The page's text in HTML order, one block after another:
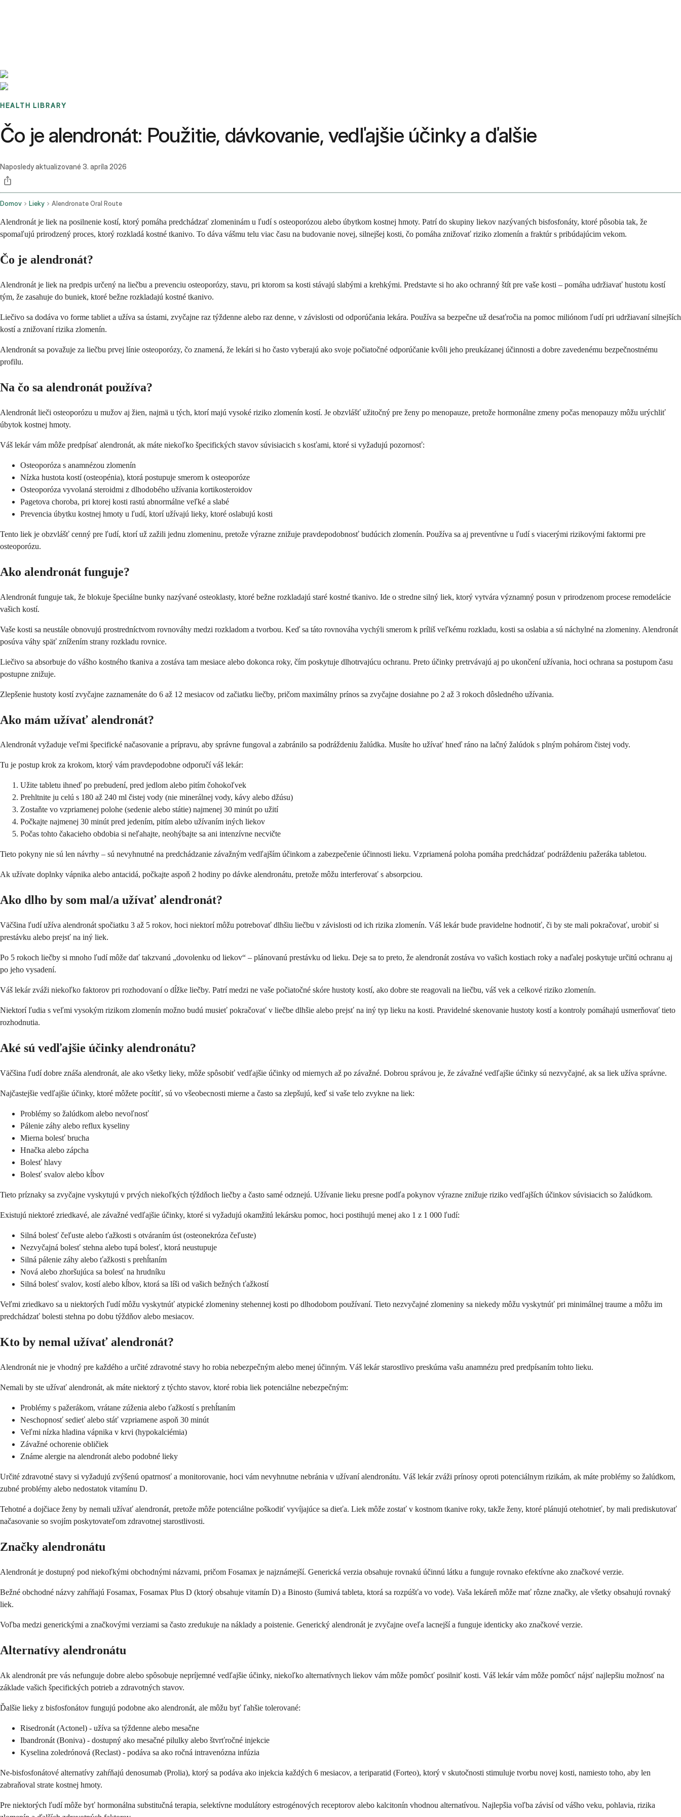
HEALTH LIBRARY
Čo je alendronát: Použitie, dávkovanie, vedľajšie účinky a ďalšie
Naposledy aktualizované 3. apríla 2026
Domov Lieky Alendronate Oral Route
Alendronát je liek na posilnenie kostí, ktorý pomáha predchádzať zlomeninám u ľudí s osteoporózou alebo úbytkom kostnej hmoty. Patrí do skupiny liekov nazývaných bisfosfonáty, ktoré pôsobia tak, že
spomaľujú prirodzený proces, ktorý rozkladá kostné tkanivo. To dáva vášmu telu viac času na budovanie novej, silnejšej kosti, čo pomáha znižovať riziko zlomenín a fraktúr s pribúdajúcim vekom.
Čo je alendronát?
Alendronát je liek na predpis určený na liečbu a prevenciu osteoporózy, stavu, pri ktorom sa kosti stávajú slabými a krehkými. Predstavte si ho ako ochranný štít pre vaše kosti – pomáha udržiavať hustotu kostí
tým, že zasahuje do buniek, ktoré bežne rozkladajú kostné tkanivo.
Liečivo sa dodáva vo forme tabliet a užíva sa ústami, zvyčajne raz týždenne alebo raz denne, v závislosti od odporúčania lekára. Používa sa bezpečne už desaťročia na pomoc miliónom ľudí pri udržiavaní silnejších
kostí a znižovaní rizika zlomenín.
Alendronát sa považuje za liečbu prvej línie osteoporózy, čo znamená, že lekári si ho často vyberajú ako svoje počiatočné odporúčanie kvôli jeho preukázanej účinnosti a dobre zavedenému bezpečnostnému
profilu.
Na čo sa alendronát používa?
Alendronát lieči osteoporózu u mužov aj žien, najmä u tých, ktorí majú vysoké riziko zlomenín kostí. Je obzvlášť užitočný pre ženy po menopauze, pretože hormonálne zmeny počas menopauzy môžu urýchliť
úbytok kostnej hmoty.
Váš lekár vám môže predpísať alendronát, ak máte niekoľko špecifických stavov súvisiacich s kosťami, ktoré si vyžadujú pozornosť:
Osteoporóza s anamnézou zlomenín
Nízka hustota kostí (osteopénia), ktorá postupuje smerom k osteoporóze
Osteoporóza vyvolaná steroidmi z dlhodobého užívania kortikosteroidov
Pagetova choroba, pri ktorej kosti rastú abnormálne veľké a slabé
Prevencia úbytku kostnej hmoty u ľudí, ktorí užívajú lieky, ktoré oslabujú kosti
Tento liek je obzvlášť cenný pre ľudí, ktorí už zažili jednu zlomeninu, pretože výrazne znižuje pravdepodobnosť budúcich zlomenín. Používa sa aj preventívne u ľudí s viacerými rizikovými faktormi pre
osteoporózu.
Ako alendronát funguje?
Alendronát funguje tak, že blokuje špeciálne bunky nazývané osteoklasty, ktoré bežne rozkladajú staré kostné tkanivo. Ide o stredne silný liek, ktorý vytvára významný posun v prirodzenom procese remodelácie
vašich kostí.
Vaše kosti sa neustále obnovujú prostredníctvom rovnováhy medzi rozkladom a tvorbou. Keď sa táto rovnováha vychýli smerom k príliš veľkému rozkladu, kosti sa oslabia a sú náchylné na zlomeniny. Alendronát
posúva váhy späť znížením strany rozkladu rovnice.
Liečivo sa absorbuje do vášho kostného tkaniva a zostáva tam mesiace alebo dokonca roky, čím poskytuje dlhotrvajúcu ochranu. Preto účinky pretrvávajú aj po ukončení užívania, hoci ochrana sa postupom času
postupne znižuje.
Zlepšenie hustoty kostí zvyčajne zaznamenáte do 6 až 12 mesiacov od začiatku liečby, pričom maximálny prínos sa zvyčajne dosiahne po 2 až 3 rokoch dôsledného užívania.
Ako mám užívať alendronát?
Alendronát vyžaduje veľmi špecifické načasovanie a prípravu, aby správne fungoval a zabránilo sa podráždeniu žalúdka. Musíte ho užívať hneď ráno na lačný žalúdok s plným pohárom čistej vody.
Tu je postup krok za krokom, ktorý vám pravdepodobne odporučí váš lekár:
Užite tabletu ihneď po prebudení, pred jedlom alebo pitím čohokoľvek
Prehltnite ju celú s 180 až 240 ml čistej vody (nie minerálnej vody, kávy alebo džúsu)
Zostaňte vo vzpriamenej polohe (sedenie alebo státie) najmenej 30 minút po užití
Počkajte najmenej 30 minút pred jedením, pitím alebo užívaním iných liekov
Počas tohto čakacieho obdobia si neľahajte, neohýbajte sa ani intenzívne necvičte
Tieto pokyny nie sú len návrhy – sú nevyhnutné na predchádzanie závažným vedľajším účinkom a zabezpečenie účinnosti lieku. Vzpriamená poloha pomáha predchádzať podráždeniu pažeráka tabletou.
Ak užívate doplnky vápnika alebo antacidá, počkajte aspoň 2 hodiny po dávke alendronátu, pretože môžu interferovať s absorpciou.
Ako dlho by som mal/a užívať alendronát?
Väčšina ľudí užíva alendronát spočiatku 3 až 5 rokov, hoci niektorí môžu potrebovať dlhšiu liečbu v závislosti od ich rizika zlomenín. Váš lekár bude pravidelne hodnotiť, či by ste mali pokračovať, urobiť si
prestávku alebo prejsť na iný liek.
Po 5 rokoch liečby si mnoho ľudí môže dať takzvanú „dovolenku od liekov“ – plánovanú prestávku od lieku. Deje sa to preto, že alendronát zostáva vo vašich kostiach roky a naďalej poskytuje určitú ochranu aj
po jeho vysadení.
Váš lekár zváži niekoľko faktorov pri rozhodovaní o dĺžke liečby. Patrí medzi ne vaše počiatočné skóre hustoty kostí, ako dobre ste reagovali na liečbu, váš vek a celkové riziko zlomenín.
Niektorí ľudia s veľmi vysokým rizikom zlomenín možno budú musieť pokračovať v liečbe dlhšie alebo prejsť na iný typ lieku na kosti. Pravidelné skenovanie hustoty kostí a kontroly pomáhajú usmerňovať tieto
rozhodnutia.
Aké sú vedľajšie účinky alendronátu?
Väčšina ľudí dobre znáša alendronát, ale ako všetky lieky, môže spôsobiť vedľajšie účinky od miernych až po závažné. Dobrou správou je, že závažné vedľajšie účinky sú nezvyčajné, ak sa liek užíva správne.
Najčastejšie vedľajšie účinky, ktoré môžete pocítiť, sú vo všeobecnosti mierne a často sa zlepšujú, keď si vaše telo zvykne na liek:
Problémy so žalúdkom alebo nevoľnosť
Pálenie záhy alebo reflux kyseliny
Mierna bolesť brucha
Hnačka alebo zápcha
Bolesť hlavy
Bolesť svalov alebo kĺbov
Tieto príznaky sa zvyčajne vyskytujú v prvých niekoľkých týždňoch liečby a často samé odznejú. Užívanie lieku presne podľa pokynov výrazne znižuje riziko vedľajších účinkov súvisiacich so žalúdkom.
Existujú niektoré zriedkavé, ale závažné vedľajšie účinky, ktoré si vyžadujú okamžitú lekársku pomoc, hoci postihujú menej ako 1 z 1 000 ľudí:
Silná bolesť čeľuste alebo ťažkosti s otváraním úst (osteonekróza čeľuste)
Nezvyčajná bolesť stehna alebo tupá bolesť, ktorá neustupuje
Silná pálenie záhy alebo ťažkosti s prehĺtaním
Nová alebo zhoršujúca sa bolesť na hrudníku
Silná bolesť svalov, kostí alebo kĺbov, ktorá sa líši od vašich bežných ťažkostí
Veľmi zriedkavo sa u niektorých ľudí môžu vyskytnúť atypické zlomeniny stehennej kosti po dlhodobom používaní. Tieto nezvyčajné zlomeniny sa niekedy môžu vyskytnúť pri minimálnej traume a môžu im
predchádzať bolesti stehna po dobu týždňov alebo mesiacov.
Kto by nemal užívať alendronát?
Alendronát nie je vhodný pre každého a určité zdravotné stavy ho robia nebezpečným alebo menej účinným. Váš lekár starostlivo preskúma vašu anamnézu pred predpísaním tohto lieku.
Nemali by ste užívať alendronát, ak máte niektorý z týchto stavov, ktoré robia liek potenciálne nebezpečným:
Problémy s pažerákom, vrátane zúženia alebo ťažkostí s prehĺtaním
Neschopnosť sedieť alebo stáť vzpriamene aspoň 30 minút
Veľmi nízka hladina vápnika v krvi (hypokalciémia)
Závažné ochorenie obličiek
Známe alergie na alendronát alebo podobné lieky
Určité zdravotné stavy si vyžadujú zvýšenú opatrnosť a monitorovanie, hoci vám nevyhnutne nebránia v užívaní alendronátu. Váš lekár zváži prínosy oproti potenciálnym rizikám, ak máte problémy so žalúdkom,
zubné problémy alebo nedostatok vitamínu D.
Tehotné a dojčiace ženy by nemali užívať alendronát, pretože môže potenciálne poškodiť vyvíjajúce sa dieťa. Liek môže zostať v kostnom tkanive roky, takže ženy, ktoré plánujú otehotnieť, by mali prediskutovať
načasovanie so svojím poskytovateľom zdravotnej starostlivosti.
Značky alendronátu
Alendronát je dostupný pod niekoľkými obchodnými názvami, pričom Fosamax je najznámejší. Generická verzia obsahuje rovnakú účinnú látku a funguje rovnako efektívne ako značkové verzie.
Bežné obchodné názvy zahŕňajú Fosamax, Fosamax Plus D (ktorý obsahuje vitamín D) a Binosto (šumivá tableta, ktorá sa rozpúšťa vo vode). Vaša lekáreň môže mať rôzne značky, ale všetky obsahujú rovnaký
liek.
Voľba medzi generickými a značkovými verziami sa často zredukuje na náklady a poistenie. Generický alendronát je zvyčajne oveľa lacnejší a funguje identicky ako značkové verzie.
Alternatívy alendronátu
Ak alendronát pre vás nefunguje dobre alebo spôsobuje nepríjemné vedľajšie účinky, niekoľko alternatívnych liekov vám môže pomôcť posilniť kosti. Váš lekár vám môže pomôcť nájsť najlepšiu možnosť na
základe vašich špecifických potrieb a zdravotných stavov.
Ďalšie lieky z bisfosfonátov fungujú podobne ako alendronát, ale môžu byť ľahšie tolerované:
Risedronát (Actonel) - užíva sa týždenne alebo mesačne
Ibandronát (Boniva) - dostupný ako mesačné pilulky alebo štvrťročné injekcie
Kyselina zoledrónová (Reclast) - podáva sa ako ročná intravenózna infúzia
Ne-bisfosfonátové alternatívy zahŕňajú denosumab (Prolia), ktorý sa podáva ako injekcia každých 6 mesiacov, a teriparatid (Forteo), ktorý v skutočnosti stimuluje tvorbu novej kosti, namiesto toho, aby len
zabraňoval strate kostnej hmoty.
Pre niektorých ľudí môže byť hormonálna substitučná terapia, selektívne modulátory estrogénových receptorov alebo kalcitonín vhodnou alternatívou. Najlepšia voľba závisí od vášho veku, pohlavia, rizika